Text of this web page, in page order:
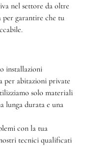
nel settore da oltre
garantire che tu
installazioni
per abitazioni private
solo materiali
lunga durata e una
con la tua
tecnici qualificati